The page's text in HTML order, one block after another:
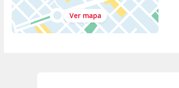
Ver mapa